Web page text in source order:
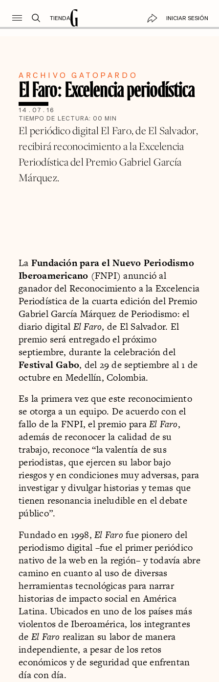
TIENDA INICIAR SESIÓN
ARCHIVO GATOPARDO
El Faro: Excelencia periodística
14 . 07 . 16
TIEMPO DE LECTURA: 00 MIN
El periódico digital El Faro, de El Salvador,
recibirá reconocimiento a la Excelencia
Periodística del Premio Gabriel García
Márquez.
La Fundación para el Nuevo Periodismo
Iberoamericano (FNPI) anunció al
ganador del Reconocimiento a la Excelencia
Periodística de la cuarta edición del Premio
Gabriel García Márquez de Periodismo: el
diario digital El Faro, de El Salvador. El
premio será entregado el próximo
septiembre, durante la celebración del
Festival Gabo, del 29 de septiembre al 1 de
octubre en Medellín, Colombia.
Es la primera vez que este reconocimiento
se otorga a un equipo. De acuerdo con el
fallo de la FNPI, el premio paraEl Faro,
además de reconocer la calidad de su
trabajo, reconoce “la valentía de sus
periodistas, que ejercen su labor bajo
riesgos y en condiciones muy adversas, para
investigar y divulgar historias y temas que
tienen resonancia ineludible en el debate
público”.
Fundado en 1998,El Farofue pionero del
periodismo digital –fue el primer periódico
nativo de la web en la región– y todavía abre
camino en cuanto al uso de diversas
herramientas tecnológicas para narrar
historias de impacto social en América
Latina. Ubicados en uno de los países más
violentos de Iberoamérica, los integrantes
de El Faro realizan su labor de manera
independiente, a pesar de los retos
económicos y de seguridad que enfrentan
día con día.